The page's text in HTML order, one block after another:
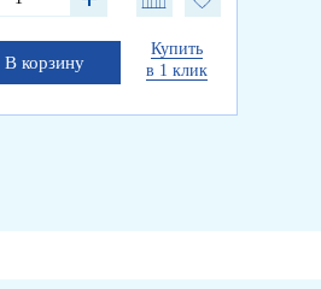
В корзину
Купить
в 1 клик